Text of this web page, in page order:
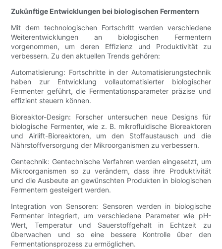
Zukünftige Entwicklungen bei biologischen Fermentern
Mit dem technologischen Fortschritt werden verschiedene
Weiterentwicklungen an biologischen Fermentern
vorgenommen, um deren Effizienz und Produktivität zu
verbessern. Zu den aktuellen Trends gehören:
Automatisierung: Fortschritte in der Automatisierungstechnik
haben zur Entwicklung vollautomatisierter biologischer
Fermenter geführt, die Fermentationsparameter präzise und
effizient steuern können.
Bioreaktor-Design: Forscher untersuchen neue Designs für
biologische Fermenter, wie z. B. mikrofluidische Bioreaktoren
und Airlift-Bioreaktoren, um den Stoffaustausch und die
Nährstoffversorgung der Mikroorganismen zu verbessern.
Gentechnik: Gentechnische Verfahren werden eingesetzt, um
Mikroorganismen so zu verändern, dass ihre Produktivität
und die Ausbeute an gewünschten Produkten in biologischen
Fermentern gesteigert werden.
Integration von Sensoren: Sensoren werden in biologische
Fermenter integriert, um verschiedene Parameter wie pH-
Wert, Temperatur und Sauerstoffgehalt in Echtzeit zu
überwachen und so eine bessere Kontrolle über den
Fermentationsprozess zu ermöglichen.